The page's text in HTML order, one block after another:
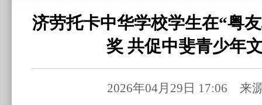
济劳托卡中华学校学生在“粤
奖 共促中斐青少年
2026年04月29日 17:06 来